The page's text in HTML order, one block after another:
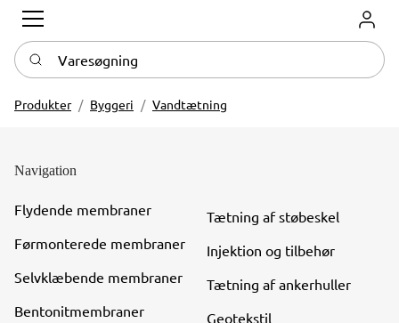
Log
Varesøgning
Produkter Byggeri Vandtætning
Navigation
Flydende membraner
Førmonterede membraner
Selvklæbende membraner
Bentonitmembraner
Tætning af støbeskel
Injektion og tilbehør
Tætning af ankerhuller
Geotekstil